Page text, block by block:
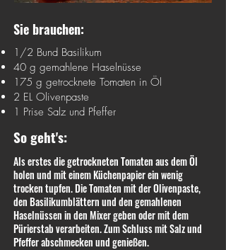
Sie brauchen:
1/2 Bund Basilikum
40 g gemahlene Haselnüsse
175 g getrocknete Tomaten in Öl
2 EL Olivenpaste
1 Prise Salz und Pfeffer
So geht's:
Als erstes die getrockneten Tomaten aus dem Öl
holen und mit einem Küchenpapier ein wenig
trocken tupfen. Die Tomaten mit der Olivenpaste,
den Basilikumblättern und den gemahlenen
Haselnüssen in den Mixer geben oder mit dem
Pürierstab verarbeiten. Zum Schluss mit Salz und
Pfeffer abschmecken und genießen.